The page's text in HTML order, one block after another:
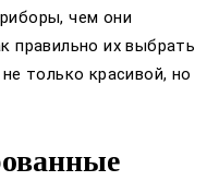
чем они
правильно их выбрать
только красивой, но